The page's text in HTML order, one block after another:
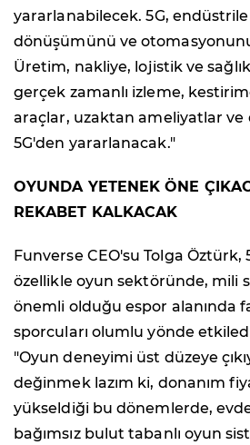
yararlanabilecek. 5G,
dönüşümünü ve
Üretim, nakliye, lojistik ve
gerçek zamanlı izleme,
araçlar, uzaktan ameliyatlar ve
5G'den yararlanacak."
OYUNDA YETENEK ÖNE
REKABET KALKACAK
Funverse CEO'su Tolga
özellikle oyun sektöründe, mili
önemli olduğu espor alanında
sporcuları olumlu yönde
"Oyun deneyimi üst düzeye
değinmek lazım ki, donanım
yükseldiği bu dönemlerde,
bağımsız bulut tabanlı oyun